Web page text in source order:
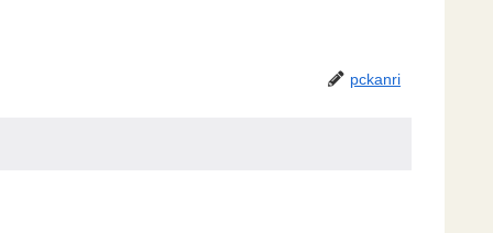
pckanri